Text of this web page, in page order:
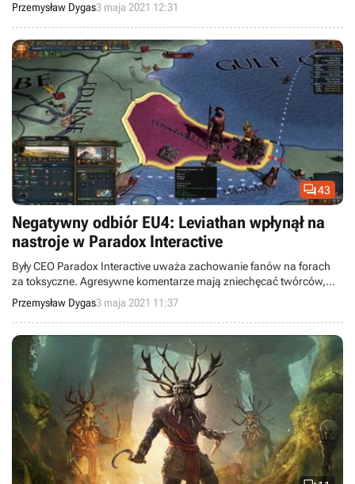
Przemysław Dygas3 maja 2021 12:31
43
Negatywny odbiór EU4: Leviathan wpłynął na
nastroje w Paradox Interactive
Były CEO Paradox Interactive uważa zachowanie fanów na forach
za toksyczne. Agresywne komentarze mają zniechęcać twórców,
którzy starają się dostarczyć graczom jak najlepszy produkt.
Przemysław Dygas3 maja 2021 11:37